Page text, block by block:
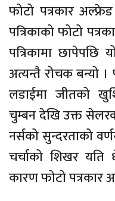
फोटो पत्रकार
पत्रिकाको फोटो
पत्रिकामा छापेपछि
अत्यन्तै रोचक बन्यो
लडाईमा जीतको
चुम्बन देखि उक्त
नर्सको सुन्दरताको
चर्चाको शिखर
कारण फोटो पत्रकार